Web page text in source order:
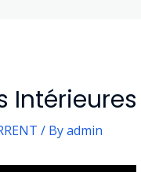
/ Byadmin